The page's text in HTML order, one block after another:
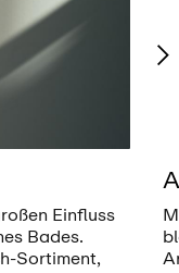
Einfluss
Bades.
Sortiment,